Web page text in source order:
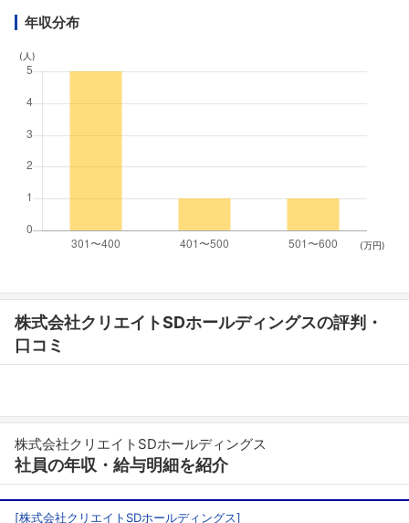
年収分布
(人)
(万円)
株式会社クリエイトSDホールディングスの評判・
口コミ
株式会社クリエイトSDホールディングス
社員の年収・給与明細を紹介
[株式会社クリエイトSDホールディングス]